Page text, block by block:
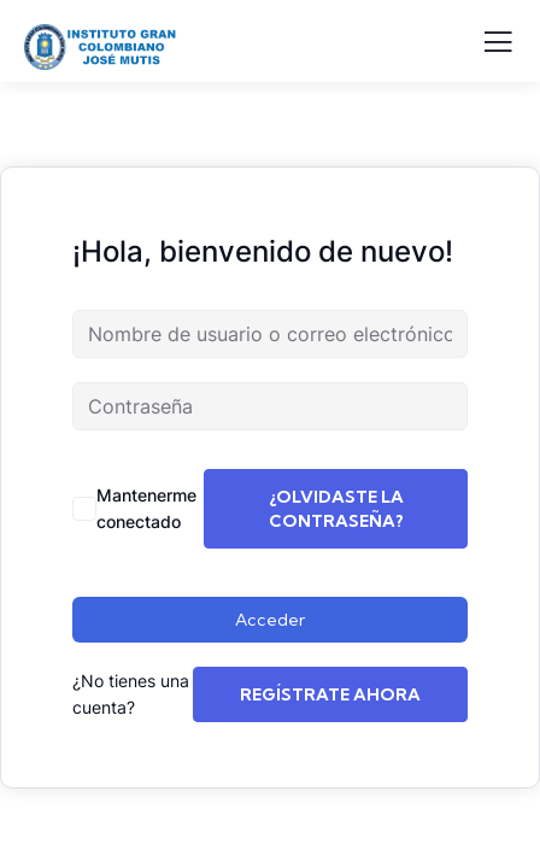
¡Hola, bienvenido de nuevo!
Mantenerme
conectado
¿OLVIDASTE LA
CONTRASEÑA?
Acceder
¿No tienes una
cuenta?
REGÍSTRATE AHORA